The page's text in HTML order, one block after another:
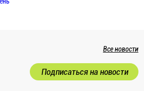
Все новости
Подписаться на новости